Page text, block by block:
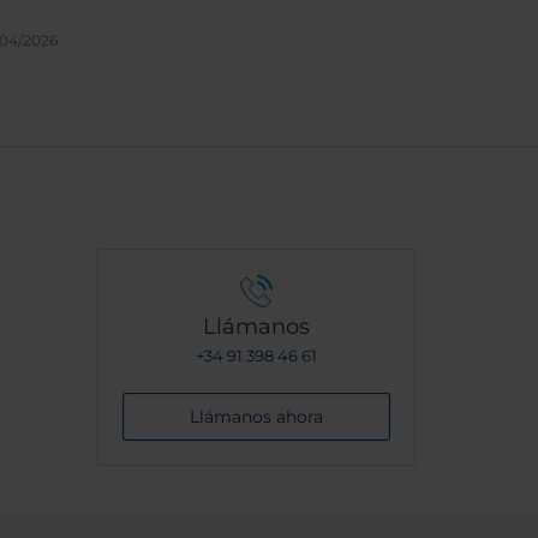
04/2026
Llámanos
+34 91 398 46 61
Llámanos ahora